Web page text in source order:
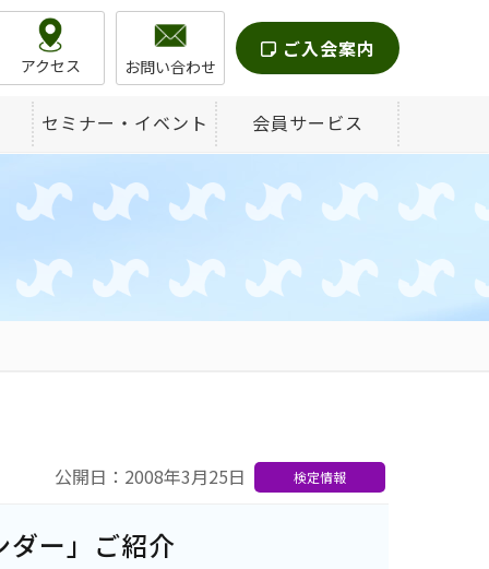
アクセス お問い合わせ
ご入会案内
セミナー・イベント 会員サービス
公開日：2008年3月25日 検定情報
ー」ご紹介